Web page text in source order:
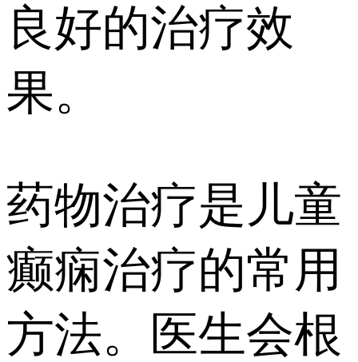
良好的治疗效
果。
药物治疗是儿童
癫痫治疗的常用
方法。医生会根